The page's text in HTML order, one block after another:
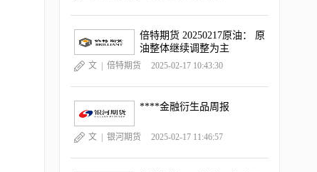
倍特期货 20250217原油： 原
油整体继续调整为主
文 | 倍特期货 2025-02-17 10:43:30
****金融衍生品周报
文 | 银河期货 2025-02-17 11:46:57